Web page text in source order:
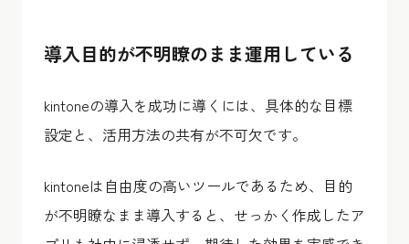
導入目的が不明瞭のまま運用している
kintoneの導入を成功に導くには、具体的な目標
設定と、活用方法の共有が不可欠です。
kintoneは自由度の高いツールであるため、目的
が不明瞭なまま導入すると、せっかく作成したア